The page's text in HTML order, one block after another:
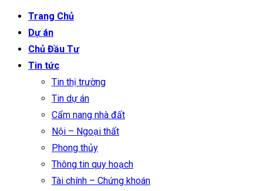
Trang Chủ
Dự án
Chủ Đầu Tư
Tin tức
Tin thị trường
Tin dự án
Cẩm nang nhà đất
Nội – Ngoại thất
Phong thủy
Thông tin quy hoạch
Tài chính – Chứng khoán